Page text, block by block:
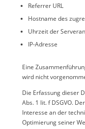
Referrer URL
Hostname des
Uhrzeit der
IP-Adresse
Eine
wird nicht
Die Erfassung dieser
Abs. 1 lit. f DSGVO.
Interesse an der
Optimierung seiner